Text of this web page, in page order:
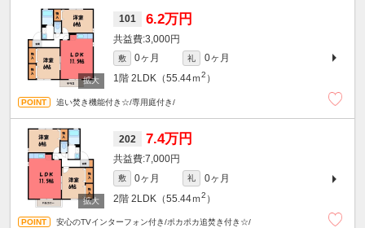
101 6.2万円
3,000円
敷 0ヶ月 礼
0ヶ月
1階 2LDK（55.44ｍ2 ）
追い焚き機能付き☆/専用庭付き/
202 7.4万円
7,000円
敷 0ヶ月 礼
0ヶ月
2階 2LDK（55.44ｍ2 ）
安心のTVインターフォン付き/ポカポカ追焚き付き☆/